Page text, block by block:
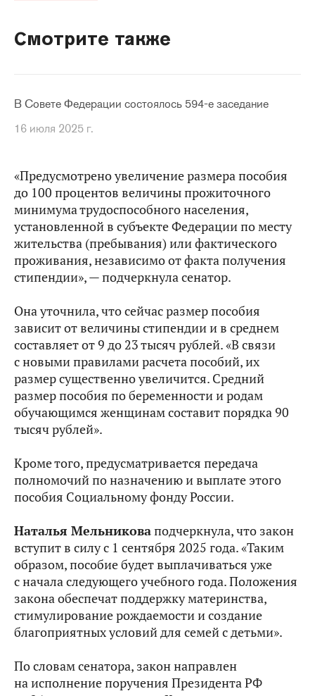
Смотрите также
В Совете Федерации состоялось 594-е заседание
16 июля 2025 г.
«Предусмотрено увеличение размера пособия
до 100 процентов величины прожиточного
минимума трудоспособного населения,
установленной в субъекте Федерации по месту
жительства (пребывания) или фактического
проживания, независимо от факта получения
стипендии», — подчеркнула сенатор.
Она уточнила, что сейчас размер пособия
зависит от величины стипендии и в среднем
составляет от 9 до 23 тысяч рублей. «В связи
с новыми правилами расчета пособий, их
размер существенно увеличится. Средний
размер пособия по беременности и родам
обучающимся женщинам составит порядка 90
тысяч рублей».
Кроме того, предусматривается передача
полномочий по назначению и выплате этого
пособия Социальному фонду России.
Наталья Мельниковаподчеркнула, что закон
вступит в силу с 1 сентября 2025 года. «Таким
образом, пособие будет выплачиваться уже
с начала следующего учебного года. Положения
закона обеспечат поддержку материнства,
стимулирование рождаемости и создание
благоприятных условий для семей с детьми».
По словам сенатора, закон направлен
на исполнение поручения Президента РФ